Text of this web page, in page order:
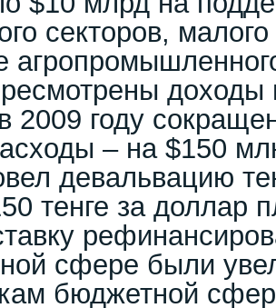
секторов,
2009 году
– на $150
девальвацию
тенге за доллар
сфере были
бюджетной